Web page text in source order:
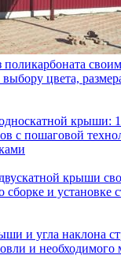
цвета,
крыши:
с пошаговой
крыши
и установке
и угла наклона
и необходимого